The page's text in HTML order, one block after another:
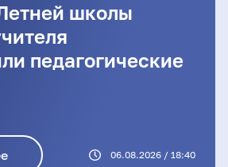
школы
педагогические
06.08.2026 / 18:40